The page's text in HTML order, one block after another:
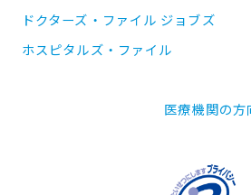
ドクターズ・ファイル ジョブズ
ホスピタルズ・ファイル
医療機関の